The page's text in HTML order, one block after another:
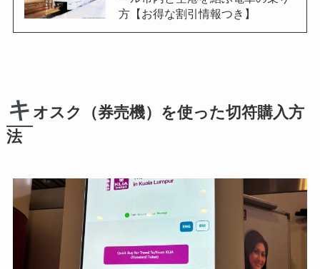
方【お得な割引情報つき】
キ オスク（券売機）を使った切符購入方
法